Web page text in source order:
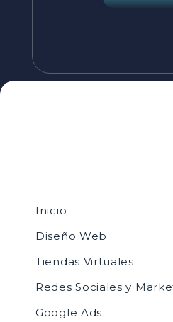
Inicio
Diseño Web
Tiendas Virtuales
Redes Sociales y
Google Ads